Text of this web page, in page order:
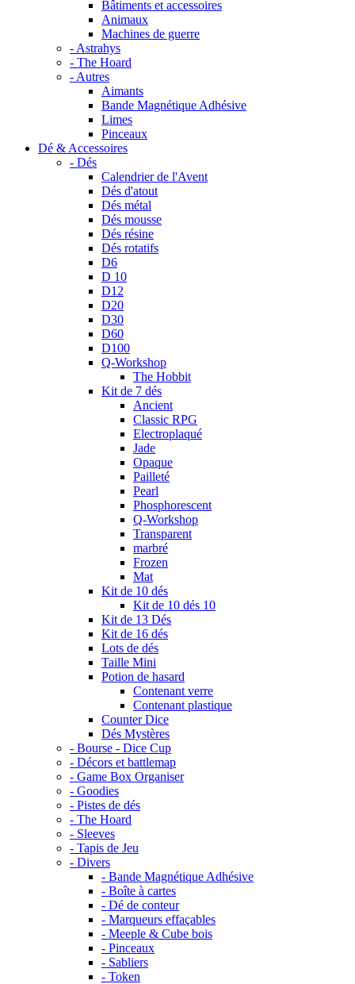
Bâtiments et accessoires
Animaux
Machines de guerre
- Astrahys
- The Hoard
- Autres
Aimants
Bande Magnétique Adhésive
Limes
Pinceaux
Dé & Accessoires
- Dés
Calendrier de l'Avent
Dés d'atout
Dés métal
Dés mousse
Dés résine
Dés rotatifs
D6
D 10
D12
D20
D30
D60
D100
Q-Workshop
The Hobbit
Kit de 7 dés
Ancient
Classic RPG
Electroplaqué
Jade
Opaque
Pailleté
Pearl
Phosphorescent
Q-Workshop
Transparent
marbré
Frozen
Mat
Kit de 10 dés
Kit de 10 dés 10
Kit de 13 Dés
Kit de 16 dés
Lots de dés
Taille Mini
Potion de hasard
Contenant verre
Contenant plastique
Counter Dice
Dés Mystères
- Bourse - Dice Cup
- Décors et battlemap
- Game Box Organiser
- Goodies
- Pistes de dés
- The Hoard
- Sleeves
- Tapis de Jeu
- Divers
- Bande Magnétique Adhésive
- Boîte à cartes
- Dé de conteur
- Marqueurs effaçables
- Meeple & Cube bois
- Pinceaux
- Sabliers
- Token